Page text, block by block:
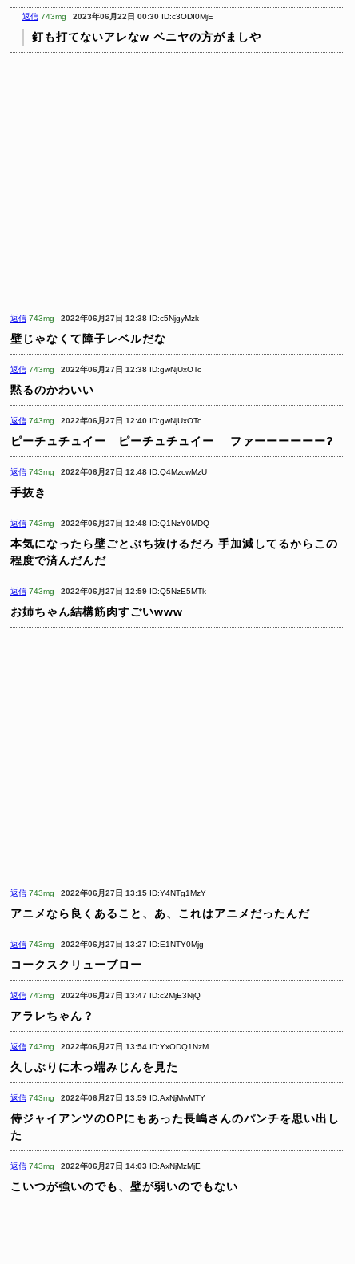
返信 743mg 2023年06月22日 00:30 ID:c3ODI0MjE
釘も打てないアレなw ベニヤの方がましや
返信 743mg 2022年06月27日 12:38 ID:c5NjgyMzk
壁じゃなくて障子レベルだな
返信 743mg 2022年06月27日 12:38 ID:gwNjUxOTc
黙るのかわいい
返信 743mg 2022年06月27日 12:40 ID:gwNjUxOTc
ピーチュチュイー ピーチュチュイー ファーーーーーー?
返信 743mg 2022年06月27日 12:48 ID:Q4MzcwMzU
手抜き
返信 743mg 2022年06月27日 12:48 ID:Q1NzY0MDQ
本気になったら壁ごとぶち抜けるだろ 手加減してるからこの
程度で済んだんだ
返信 743mg 2022年06月27日 12:59 ID:Q5NzE5MTk
お姉ちゃん結構筋肉すごいwww
返信 743mg 2022年06月27日 13:15 ID:Y4NTg1MzY
アニメなら良くあること、あ、これはアニメだったんだ
返信 743mg 2022年06月27日 13:27 ID:E1NTY0Mjg
コークスクリューブロー
返信 743mg 2022年06月27日 13:47 ID:c2MjE3NjQ
アラレちゃん？
返信 743mg 2022年06月27日 13:54 ID:YxODQ1NzM
久しぶりに木っ端みじんを見た
返信 743mg 2022年06月27日 13:59 ID:AxNjMwMTY
侍ジャイアンツのOPにもあった長嶋さんのパンチを思い出し
た
返信 743mg 2022年06月27日 14:03 ID:AxNjMzMjE
こいつが強いのでも、壁が弱いのでもない